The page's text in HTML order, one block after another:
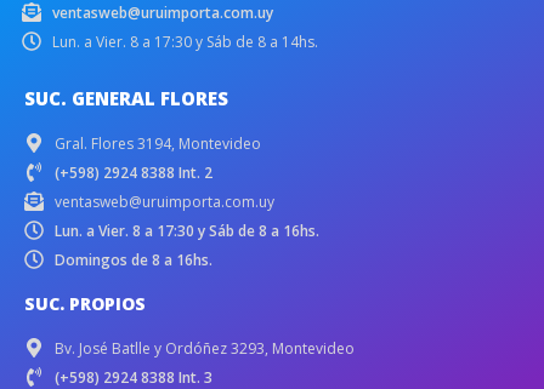
ventasweb@uruimporta.com.uy
Lun. a Vier. 8 a 17:30 y Sáb de 8 a 14hs.
SUC. GENERAL FLORES
Gral. Flores 3194, Montevideo
(+598) 2924 8388 Int. 2
ventasweb@uruimporta.com.uy
Lun. a Vier. 8 a 17:30 y Sáb de 8 a 16hs.
Domingos de 8 a 16hs.
SUC. PROPIOS
Bv. José Batlle y Ordóñez 3293, Montevideo
(+598) 2924 8388 Int. 3